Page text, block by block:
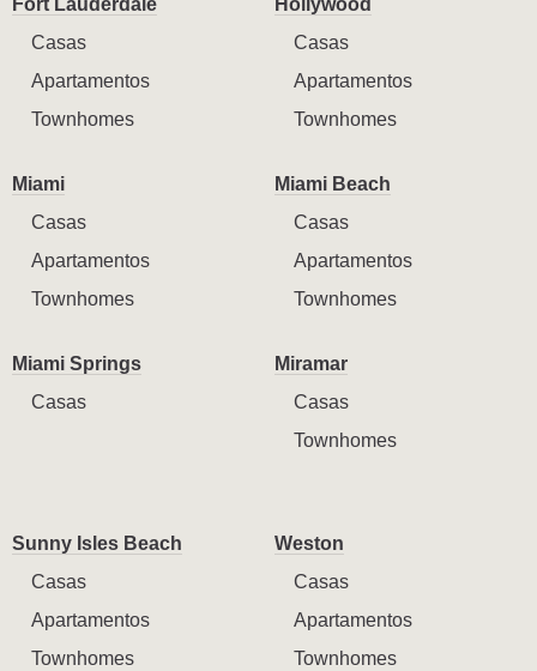
Fort Lauderdale
Casas
Apartamentos
Townhomes
Hollywood
Casas
Apartamentos
Townhomes
Miami
Casas
Apartamentos
Townhomes
Miami Beach
Casas
Apartamentos
Townhomes
Miami Springs
Casas
Miramar
Casas
Townhomes
Sunny Isles Beach
Casas
Apartamentos
Townhomes
Weston
Casas
Apartamentos
Townhomes